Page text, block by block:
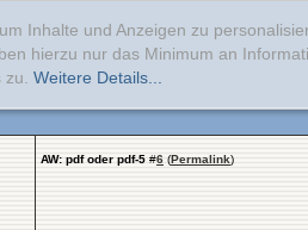
Inhalte und Anzeigen zu
hierzu nur das Minimum an
zu. Weitere Details...
AW: pdf oder pdf-5 #6 (Permalink)